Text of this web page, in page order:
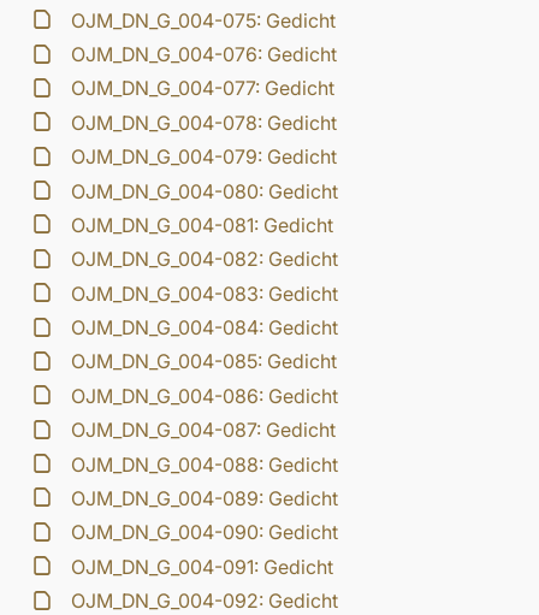
OJM_DN_G_004-075: Gedicht
OJM_DN_G_004-076: Gedicht
OJM_DN_G_004-077: Gedicht
OJM_DN_G_004-078: Gedicht
OJM_DN_G_004-079: Gedicht
OJM_DN_G_004-080: Gedicht
OJM_DN_G_004-081: Gedicht
OJM_DN_G_004-082: Gedicht
OJM_DN_G_004-083: Gedicht
OJM_DN_G_004-084: Gedicht
OJM_DN_G_004-085: Gedicht
OJM_DN_G_004-086: Gedicht
OJM_DN_G_004-087: Gedicht
OJM_DN_G_004-088: Gedicht
OJM_DN_G_004-089: Gedicht
OJM_DN_G_004-090: Gedicht
OJM_DN_G_004-091: Gedicht
OJM_DN_G_004-092: Gedicht